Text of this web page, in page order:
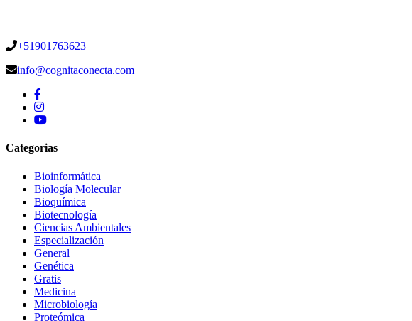
+51901763623
info@cognitaconecta.com
Categorias
Bioinformática
Biología Molecular
Bioquímica
Biotecnología
Ciencias Ambientales
Especialización
General
Genética
Gratis
Medicina
Microbiología
Proteómica